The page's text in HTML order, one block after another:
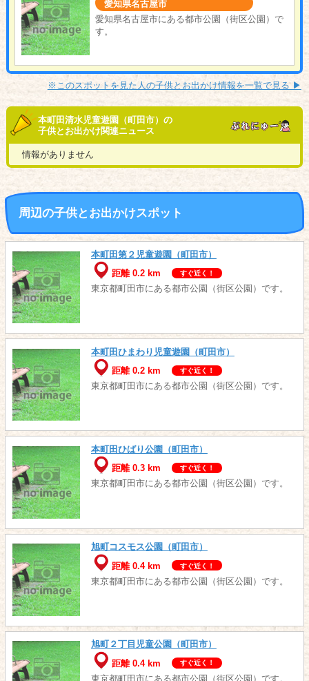
愛知県名古屋市
愛知県名古屋市にある都市公園（街区公園）で
す。
※このスポットを見た人の子供とお出かけ情報を一覧で見る ▶︎
本町田清水児童遊園（町田市）の
子供とお出かけ関連ニュース
情報がありません
周辺の子供とお出かけスポット
本町田第２児童遊園（町田市）
距離 0.2 km
すぐ近く！
東京都町田市にある都市公園（街区公園）です。
本町田ひまわり児童遊園（町田市）
距離 0.2 km
すぐ近く！
東京都町田市にある都市公園（街区公園）です。
本町田ひばり公園（町田市）
距離 0.3 km
すぐ近く！
東京都町田市にある都市公園（街区公園）です。
旭町コスモス公園（町田市）
距離 0.4 km
すぐ近く！
東京都町田市にある都市公園（街区公園）です。
旭町２丁目児童公園（町田市）
距離 0.4 km
すぐ近く！
東京都町田市にある都市公園（街区公園）です。